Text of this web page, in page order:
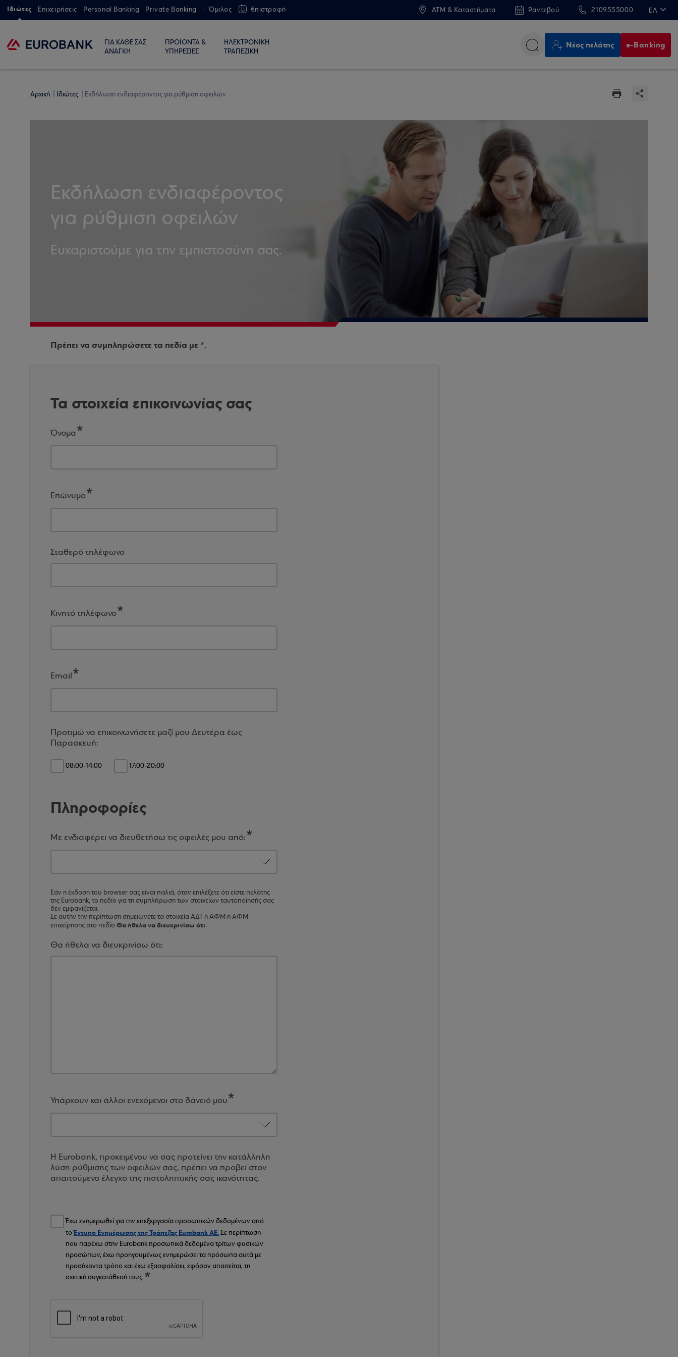
Ιδιώτες Επιχειρήσεις Personal Banking Private Banking Όμιλος €πιστροφή ATM & Καταστήματα Ραντεβού 2109555000 ΕΛ
ΓΙΑ ΚΑΘΕ ΣΑΣ
ΑΝΑΓΚΗ
ΠΡΟΪΟΝΤΑ &
ΥΠΗΡΕΣΙΕΣ
ΗΛΕΚΤΡΟΝΙΚΗ
ΤΡΑΠΕΖΙΚΗ
Νέος πελάτης e-Banking
Αρχική Ιδιώτες Εκδήλωση ενδιαφέροντος για ρύθμιση οφειλών
Εκδήλωση ενδιαφέροντος
για ρύθμιση οφειλών
Ευχαριστούμε για την εμπιστοσύνη σας.
Πρέπει να συμπληρώσετε τα πεδία με *.
Τα στοιχεία επικοινωνίας σας
Όνομα
Επώνυμο
Σταθερό τηλέφωνο
Κινητό τηλέφωνο
Email
Προτιμώ να επικοινωνήσετε μαζί μου Δευτέρα έως
Παρασκευή:
08:00-14:00 17:00-20:00
Πληροφορίες
Με ενδιαφέρει να διευθετήσω τις οφειλές μου από:
Εάν η έκδοση του browser σας είναι παλιά, όταν επιλέξετε ότι είστε πελάτης
της Eurobank, το πεδίο για τη συμπλήρωση των στοιχείων ταυτοποίησής σας
δεν εμφανίζεται.
Σε αυτήν την περίπτωση σημειώνετε τα στοιχεία ΑΔΤ ή ΑΦΜ ή ΑΦΜ
επιχείρησης στο πεδίο Θα ήθελα να διευκρινίσω ότι.
Θα ήθελα να διευκρινίσω ότι:
Υπάρχουν και άλλοι ενεχόμενοι στο δάνειό μου
Η Eurobank, προκειμένου να σας προτείνει την κατάλληλη
λύση ρύθμισης των οφειλών σας, πρέπει να προβεί στον
απαιτούμενο έλεγχο της πιστοληπτικής σας ικανότητας.
Έχω ενημερωθεί για την επεξεργασία προσωπικών δεδομένων από
τοΈντυπο Ενημέρωσης της Τράπεζας Eurobank AE. Σε περίπτωση
που παρέχω στην Eurobank προσωπικά δεδομένα τρίτων φυσικών
προσώπων, έχω προηγουμένως ενημερώσει τα πρόσωπα αυτά με
προσήκοντα τρόπο και έχω εξασφαλίσει, εφόσον απαιτείται, τη
σχετική συγκατάθεσή τους.